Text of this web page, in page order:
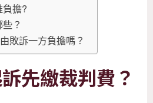
擔?
？
敗訴一方負擔嗎？
先繳裁判費？